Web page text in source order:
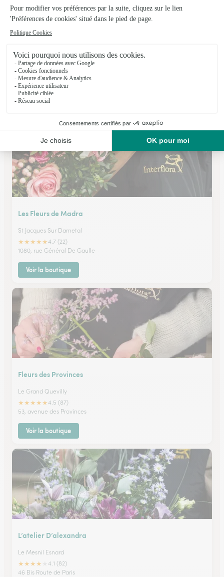
Le Jardin D’amelie
Sotteville les Rouen
★★★★★4.7 (72)
144, rue Pierre Corneille
Les Fleurs de Madra
St Jacques Sur Darnetal
★★★★★4.7 (22)
1080, rue Général De Gaulle
Voir la boutique
Fleurs des Provinces
Le Grand Quevilly
★★★★★4.5 (87)
53, avenue des Provinces
Voir la boutique
L’atelier D’alexandra
Le Mesnil Esnard
★★★★
4.1 (82)
46 Bis Route de Paris